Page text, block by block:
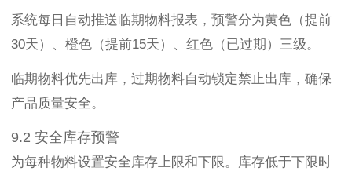
系统每日自动推送临期物料报表，预警分为黄色（提前
30天）、橙色（提前15天）、红色（已过期）三级。
临期物料优先出库，过期物料自动锁定禁止出库，确保
产品质量安全。
9.2 安全库存预警
为每种物料设置安全库存上限和下限。库存低于下限时